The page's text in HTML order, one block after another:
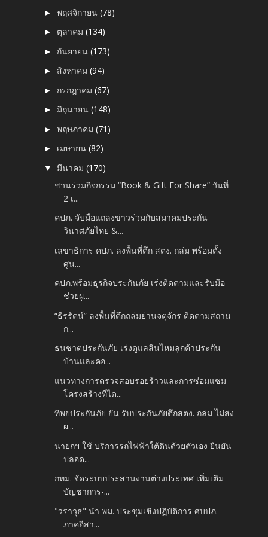
►พฤศจิกายน(78)
► ตุลาคม(134)
► กันยายน(173)
► สิงหาคม(94)
► กรกฎาคม(67)
► มิถุนายน(148)
►พฤษภาคม(71)
► เมษายน(82)
▼ มีนาคม(170)
ชวนร่วมกิจกรรม “Book & Gift For Share” วันที่
2 เ...
คปภ. จับมือแถลงข่าวร่วมกับสมาคมประกัน
วินาศภัยไทย &...
เลขาธิการ คปภ. ลงพื้นที่ตึก สตง. ถล่ม พร้อมตั้ง
ศูน...
คปภ.พร้อมธุรกิจประกันภัย เร่งติดตามและรับมือ
ช่วยผู...
“ธีรรัตน์” ลงพื้นที่ตึกถล่มย่านจตุจักร ติดตามสถาน
ก...
ธนชาตประกันภัย เร่งดูแลสินไหมลูกค้าประกัน
บ้านและคอ...
แนวทางการตรวจสอบรอยร้าวและการซ่อมแซม
โครงสร้างที่ได...
ทิพยประกันภัย ยัน รับประกันภัยตึกสตง. ถล่ม ไม่ส่ง
ผ...
นายกฯ ใช้ บริการรถไฟฟ้าใต้ดินด้วยตัวเอง ยืนยัน
ปลอด...
กทม. จัดระบบประสานงานต่างประเทศ เพิ่มเติม
บัญชาการ-...
"วราวุธ" นำ พม. ประชุมเชิงปฏิบัติการ ศบปภ.
ภาคอีสา...